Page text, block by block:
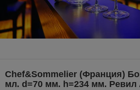
Chef&Sommelier (Франция)
мл. d=70 мм. h=234 мм. Ревил